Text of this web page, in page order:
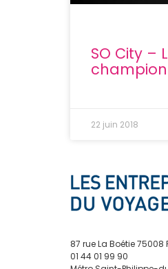
SO City –
22 juin 2018
87 rue La Boétie 75008
01 44 01 99 90